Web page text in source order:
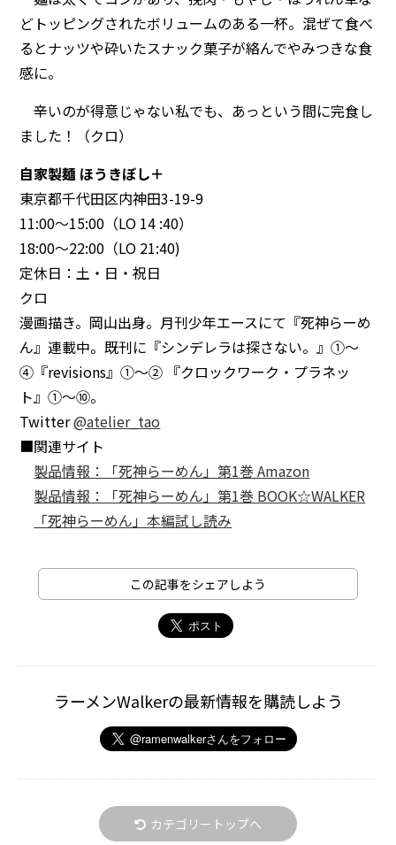
どトッピングされたボリュームのある一杯。混ぜて食べ
るとナッツや砕いたスナック菓子が絡んでやみつきな食
感に。
辛いのが得意じゃない私でも、あっという間に完食し
ました！（クロ）
自家製麺 ほうきぼし＋
東京都千代田区内神田3-19-9
11:00～15:00（LO 14 :40）
18:00～22:00（LO 21:40)
定休日：土・日・祝日
クロ
漫画描き。岡山出身。月刊少年エースにて『死神らーめ
ん』連載中。既刊に『シンデレラは探さない。』①～
④『revisions』①～② 『クロックワーク・プラネッ
ト』①～⑩。
Twitter@atelier_tao
■関連サイト
製品情報：「死神らーめん」第1巻 Amazon
製品情報：「死神らーめん」第1巻 BOOK☆WALKER
「死神らーめん」本編試し読み
この記事をシェアしよう
ラーメンWalkerの最新情報を購読しよう
カテゴリートップへ